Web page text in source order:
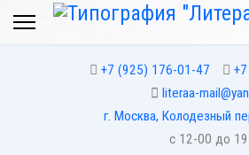
+7 (925) 176-01-47
literaa-
г. Москва, Колодезный
с 12-00 до